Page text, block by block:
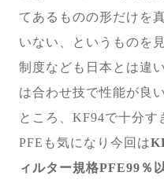
てあるものの形だけを
いない、というものを
制度なども日本とは違い
は合わせ技で性能が良
ところ、KF94で十分す
PFEも気になり今回は
ィルター規格PFE99％